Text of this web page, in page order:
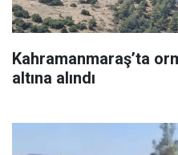
Kahramanmaraş’ta
altına alındı